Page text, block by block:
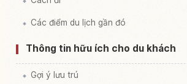
Các điểm du lịch gần đó
Thông tin hữu ích cho du khách
Gợi ý lưu trú